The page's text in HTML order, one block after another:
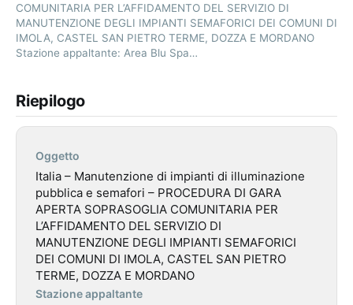
COMUNITARIA PER L’AFFIDAMENTO DEL SERVIZIO DI
MANUTENZIONE DEGLI IMPIANTI SEMAFORICI DEI COMUNI DI
IMOLA, CASTEL SAN PIETRO TERME, DOZZA E MORDANO
Stazione appaltante: Area Blu Spa…
Riepilogo
Oggetto
Italia – Manutenzione di impianti di illuminazione
pubblica e semafori – PROCEDURA DI GARA
APERTA SOPRASOGLIA COMUNITARIA PER
L’AFFIDAMENTO DEL SERVIZIO DI
MANUTENZIONE DEGLI IMPIANTI SEMAFORICI
DEI COMUNI DI IMOLA, CASTEL SAN PIETRO
TERME, DOZZA E MORDANO
Stazione appaltante